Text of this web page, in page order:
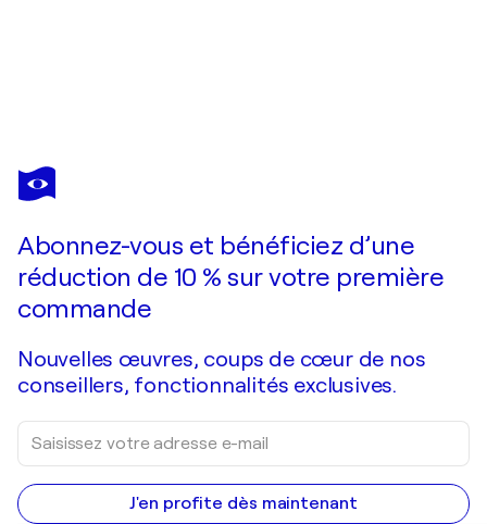
SEBASTIAN
MERK
Je passe commande
Abonnez-vous et bénéficiez d’une
réduction de 10 % sur votre première
commande
Nouvelles œuvres, coups de cœur de nos
conseillers, fonctionnalités exclusives.
J'en profite dès maintenant